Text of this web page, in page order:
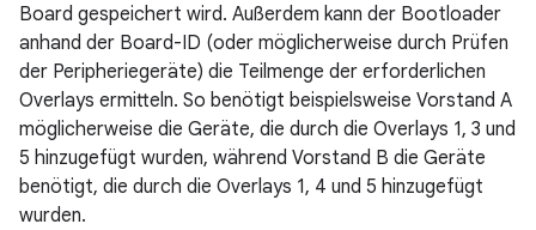
Board gespeichert wird. Außerdem kann der Bootloader
anhand der Board-ID (oder möglicherweise durch Prüfen
der Peripheriegeräte) die Teilmenge der erforderlichen
Overlays ermitteln. So benötigt beispielsweise Vorstand A
möglicherweise die Geräte, die durch die Overlays 1, 3 und
5 hinzugefügt wurden, während Vorstand B die Geräte
benötigt, die durch die Overlays 1, 4 und 5 hinzugefügt
wurden.